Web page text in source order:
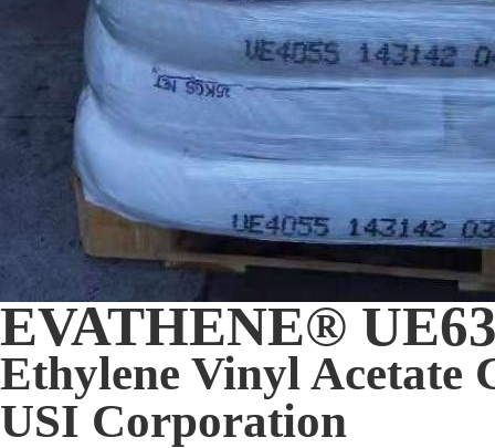
EVATHENE®
Ethylene Vinyl Acetate
USI Corporation